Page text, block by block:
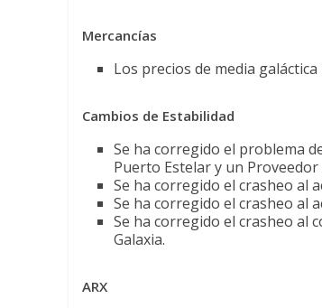
Mercancías
Los precios de media
Cambios de Estabilidad
Se ha corregido el problema
Puerto Estelar y un Proveedor
Se ha corregido el crasheo al
Se ha corregido el crasheo al
Se ha corregido el crasheo al
Galaxia.
ARX